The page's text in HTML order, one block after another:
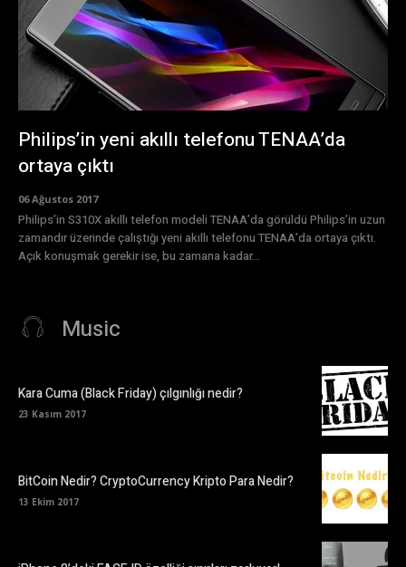
Philips’in yeni akıllı telefonu TENAA’da
ortaya çıktı
06 Ağustos 2017
Philips’in S310X akıllı telefon modeli TENAA’da görüldü Philips’in uzun
zamandır üzerinde çalıştığı yeni akıllı telefonu TENAA’da ortaya çıktı.
Açık konuşmak gerekir ise, bu zamana kadar...
Music
Kara Cuma (Black Friday) çılgınlığı nedir?
23 Kasım 2017
BitCoin Nedir? CryptoCurrency Kripto Para Nedir?
13 Ekim 2017